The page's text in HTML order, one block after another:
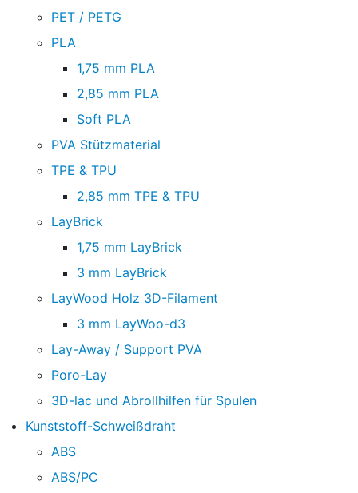
PET / PETG
PLA
1,75 mm PLA
2,85 mm PLA
Soft PLA
PVA Stützmaterial
TPE & TPU
2,85 mm TPE & TPU
LayBrick
1,75 mm LayBrick
3 mm LayBrick
LayWood Holz 3D-Filament
3 mm LayWoo-d3
Lay-Away / Support PVA
Poro-Lay
3D-lac und Abrollhilfen für Spulen
Kunststoff-Schweißdraht
ABS
ABS/PC